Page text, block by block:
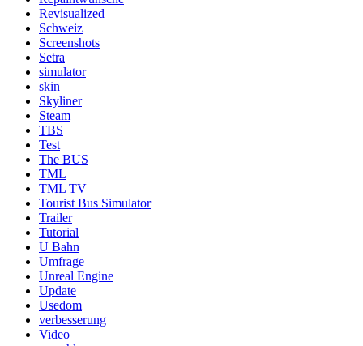
Revisualized
Schweiz
Screenshots
Setra
simulator
skin
Skyliner
Steam
TBS
Test
The BUS
TML
TML TV
Tourist Bus Simulator
Trailer
Tutorial
U Bahn
Umfrage
Unreal Engine
Update
Usedom
verbesserung
Video